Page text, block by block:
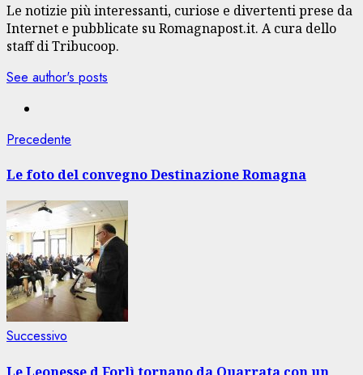
Le notizie più interessanti, curiose e divertenti prese da
Internet e pubblicate su Romagnapost.it. A cura dello
staff di Tribucoop.
See author's posts
Navigazione
articolo
Precedente
Le foto del convegno Destinazione Romagna
Successivo
Le Leonesse d Forlì tornano da Quarrata con un